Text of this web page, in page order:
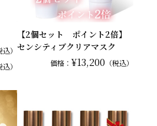
込）
込）
【2個セット ポイント2倍】
センシティブクリアマスク
価格： ¥13,200 （税込）